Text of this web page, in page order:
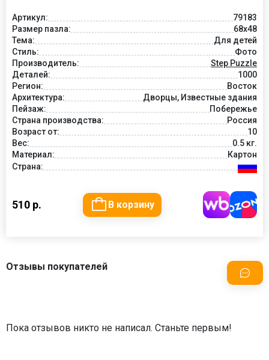
Артикул:
79183
Размер пазла:
68x48
Тема:
Для детей
Стиль:
Фото
Производитель:
Step Puzzle
Деталей:
1000
Регион:
Восток
Архитектура:
Дворцы, Известные здания
Пейзаж:
Побережье
Страна производства:
Россия
Возраст от:
10
Вес:
0.5 кг.
Материал:
Картон
Страна:
510 р. В корзину
Отзывы покупателей
Пока отзывов никто не написал. Станьте первым!